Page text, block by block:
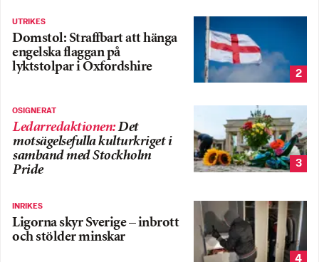
UTRIKES
Domstol: Straffbart att hänga
engelska flaggan på
lyktstolpar i Oxfordshire
2
OSIGNERAT
Ledarredaktionen:Det
motsägelsefulla kulturkriget i
samband med Stockholm
Pride
3
INRIKES
Ligorna skyr Sverige – inbrott
och stölder minskar
4